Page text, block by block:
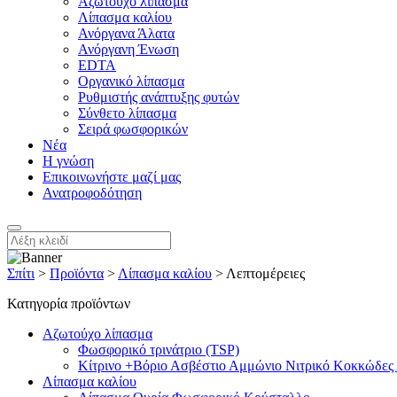
Λίπασμα καλίου
Ανόργανα Άλατα
Ανόργανη Ένωση
EDTA
Οργανικό λίπασμα
Ρυθμιστής ανάπτυξης φυτών
Σύνθετο λίπασμα
Σειρά φωσφορικών
Νέα
Η γνώση
Επικοινωνήστε μαζί μας
Ανατροφοδότηση
Σπίτι > Προϊόντα > Λίπασμα καλίου > Λεπτομέρειες
Κατηγορία προϊόντων
Αζωτούχο λίπασμα
Φωσφορικό τρινάτριο (TSP)
Κίτρινο +Βόριο Ασβέστιο Αμμώνιο Νιτρικό
Λίπασμα καλίου